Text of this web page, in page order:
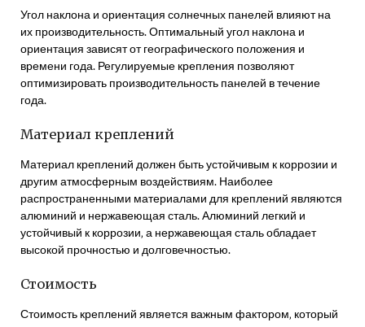
Угол наклона и ориентация солнечных панелей влияют на
их производительность. Оптимальный угол наклона и
ориентация зависят от географического положения и
времени года. Регулируемые крепления позволяют
оптимизировать производительность панелей в течение
года.
Материал креплений
Материал креплений должен быть устойчивым к коррозии и
другим атмосферным воздействиям. Наиболее
распространенными материалами для креплений являются
алюминий и нержавеющая сталь. Алюминий легкий и
устойчивый к коррозии‚ а нержавеющая сталь обладает
высокой прочностью и долговечностью.
Стоимость
Стоимость креплений является важным фактором‚ который